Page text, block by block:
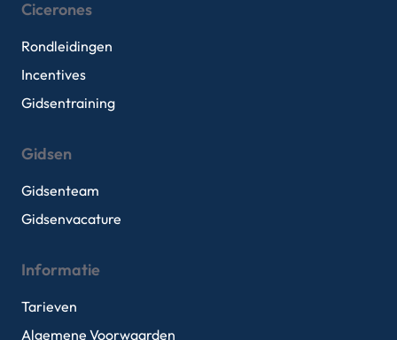
Cicerones
Rondleidingen
Incentives
Gidsentraining
Gidsen
Gidsenteam
Gidsenvacature
Informatie
Tarieven
Algemene Voorwaarden